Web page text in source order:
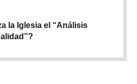
la Iglesia el “Análisis